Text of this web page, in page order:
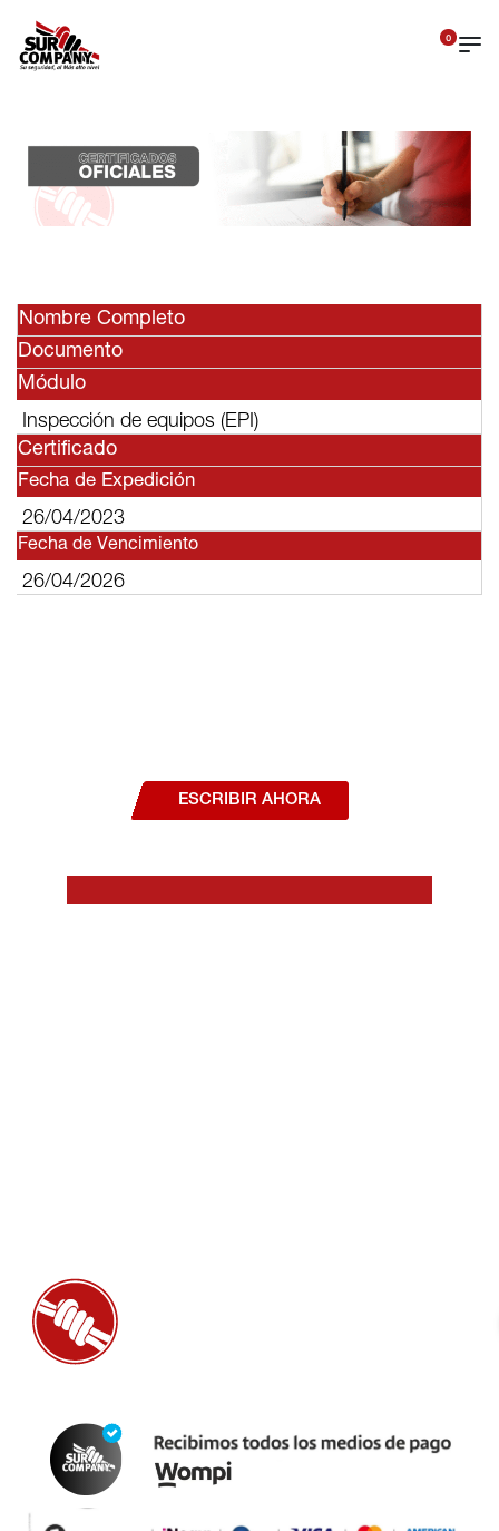
0
Nombre Completo
Documento
Módulo
Inspección de equipos (EPI)
Certificado
Fecha de Expedición
26/04/2023
Fecha de Vencimiento
26/04/2026
ESCRIBIR AHORA